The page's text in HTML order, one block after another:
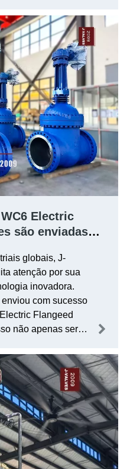
Electric
são enviadas
globais, J-
atenção por sua
inovadora.
com sucesso
Flangeed
não apenas serve